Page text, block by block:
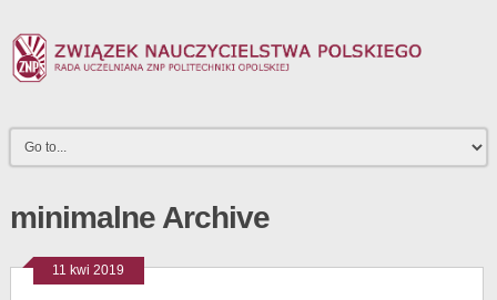
minimalne Archive
11 kwi 2019